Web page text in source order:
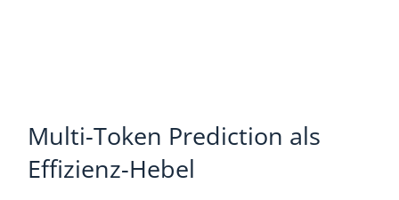
Multi-Token Prediction als
Effizienz-Hebel